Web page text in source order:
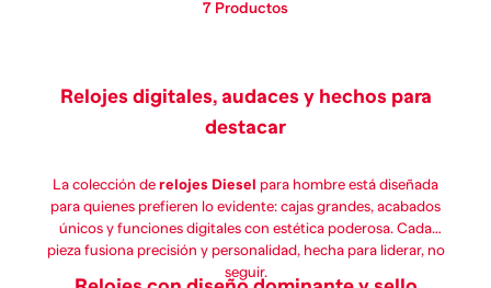
7 Productos
Relojes digitales, audaces y hechos para
destacar
La colección de relojes Diesel para hombre está diseñada
para quienes prefieren lo evidente: cajas grandes, acabados
únicos y funciones digitales con estética poderosa. Cada
pieza fusiona precisión y personalidad, hecha para liderar, no
seguir.